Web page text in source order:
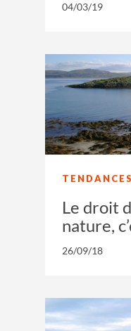
04/03/19
TENDANCES
Le droit
nature,
26/09/18